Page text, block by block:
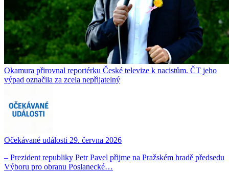
Okamura přirovnal reportérku České televize k nacistům. ČT jeho
výpad označila za zcela nepřijatelný
Očekávané události 29. června 2026
– Prezident republiky Petr Pavel přijme na Pražském hradě předsedu
Výboru pro obranu Poslanecké…